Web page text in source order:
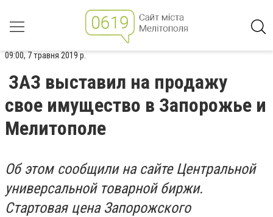
09:00, 7 травня 2019 р.
ЗАЗ выставил на продажу
свое имущество в Запорожье и
Мелитополе
Об этом сообщили на сайте Центральной
универсальной товарной биржи.
Стартовая цена Запорожского